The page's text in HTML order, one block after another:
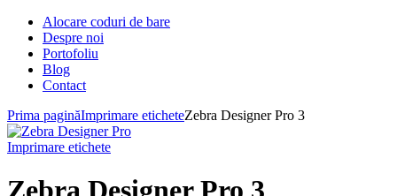
Alocare coduri de bare
Despre noi
Portofoliu
Blog
Contact
Prima paginăImprimare eticheteZebra Designer Pro 3
Imprimare etichete